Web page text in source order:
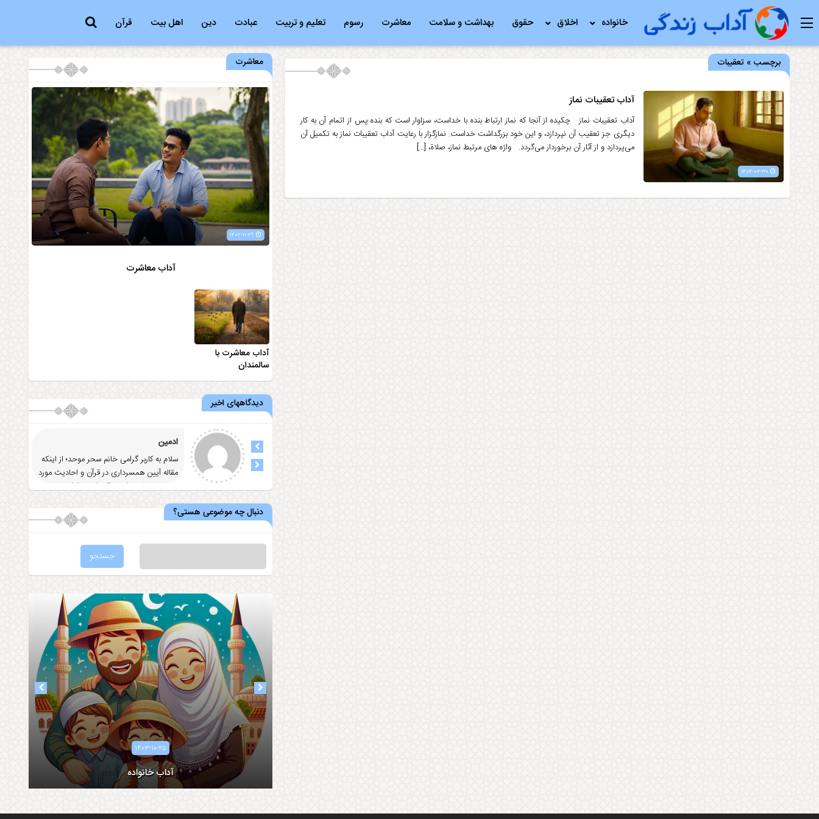
خانواده اخلاق حقوق بهداشت و سلامت معاشرت رسوم تعلیم و تربیت عبادت دین اهل بیت قرآن
برچسب » تعقیبات
آداب تعقیبات نماز
آداب تعقیبات نماز چکیده از آنجا که نماز ارتباط بنده با خداست، سزاوار است که بنده پس از اتمام آن به کار
دیگری جز تعقیب آن نپردازد، و این خود بزرگداشت خداست. نمازگزار با رعایت آداب تعقیبات نماز به تکمیل آن
می‌پردازد و از آثار آن برخوردار می‌گردد. واژه های مرتبط نماز، صلاة، […]
معاشرت
آداب معاشرت
آداب معاشرت با
سالمندان
دیدگاههای اخیر
ادمین
سلام به کاربر گرامی خانم سحر موحد؛ از اینکه
مقاله آيين همسرداری در قرآن و احاديث مورد
توجه و رضایت شما واقع شد
... ادامه
دنبال چه موضوعی هستی؟
۱۴۰۳-۱۰-۲۵
۱۴۰۳-۰۸-۰۵
آداب همسرداری